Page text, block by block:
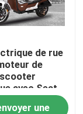
de rue
de
avec Seat
adultes
une